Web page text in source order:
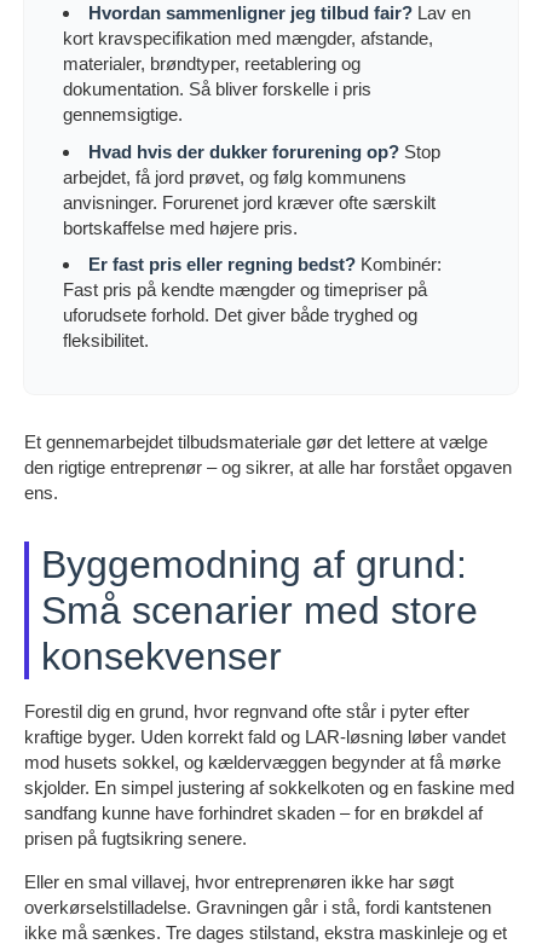
Hvordan sammenligner jeg tilbud fair? Lav en
kort kravspecifikation med mængder, afstande,
materialer, brøndtyper, reetablering og
dokumentation. Så bliver forskelle i pris
gennemsigtige.
Hvad hvis der dukker forurening op? Stop
arbejdet, få jord prøvet, og følg kommunens
anvisninger. Forurenet jord kræver ofte særskilt
bortskaffelse med højere pris.
Er fast pris eller regning bedst? Kombinér:
Fast pris på kendte mængder og timepriser på
uforudsete forhold. Det giver både tryghed og
fleksibilitet.
Et gennemarbejdet tilbudsmateriale gør det lettere at vælge
den rigtige entreprenør – og sikrer, at alle har forstået opgaven
ens.
Byggemodning af grund:
Små scenarier med store
konsekvenser
Forestil dig en grund, hvor regnvand ofte står i pyter efter
kraftige byger. Uden korrekt fald og LAR-løsning løber vandet
mod husets sokkel, og kældervæggen begynder at få mørke
skjolder. En simpel justering af sokkelkoten og en faskine med
sandfang kunne have forhindret skaden – for en brøkdel af
prisen på fugtsikring senere.
Eller en smal villavej, hvor entreprenøren ikke har søgt
overkørselstilladelse. Gravningen går i stå, fordi kantstenen
ikke må sænkes. Tre dages stilstand, ekstra maskinleje og et